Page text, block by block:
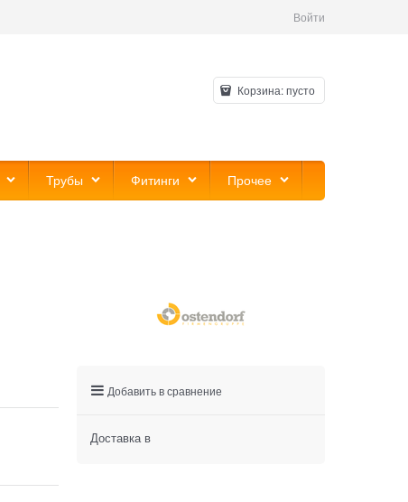
Войти
Корзина:пусто
Трубы Фитинги Прочее
Добавить в сравнение
Доставка в